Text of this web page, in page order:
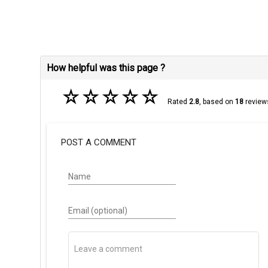
How helpful was this page ?
☆☆☆☆☆ Rated 2.8, based on 18
POST A COMMENT
Name
Email (optional)